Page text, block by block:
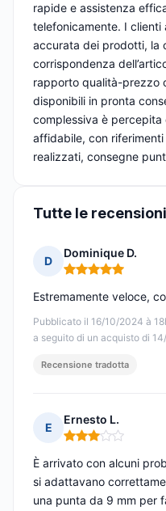
rapide e assistenza
telefonicamente. I
accurata dei prodotti, la
corrispondenza
rapporto qualità-prezzo
disponibili in pronta
complessiva è
affidabile, con
realizzati, consegne
Tutte le recensioni
D
Dominique D.
Nota: 5 su 5
Pubblicato il 16/10/2024 à
a seguito di un acquisto di
Estremamente veloce,
Recensione tradotta
E
Ernesto L.
Nota: 3 su 5
È arrivato con alcuni
si adattavano
una punta da 9 mm per